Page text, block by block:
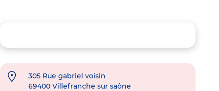
305 Rue gabriel voisin
69400 Villefranche sur saône